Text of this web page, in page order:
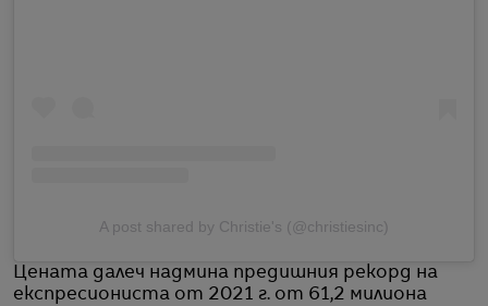
A post shared by Christie's (@christiesinc)
Цената далеч надмина предишния рекорд на
експресиониста от 2021 г. от 61,2 милиона